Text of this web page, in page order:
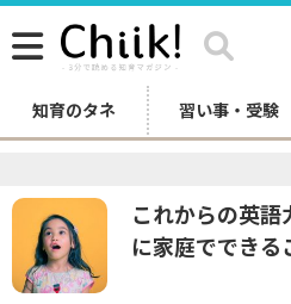
知育のタネ 習い事・受験
これからの英
に家庭でできる